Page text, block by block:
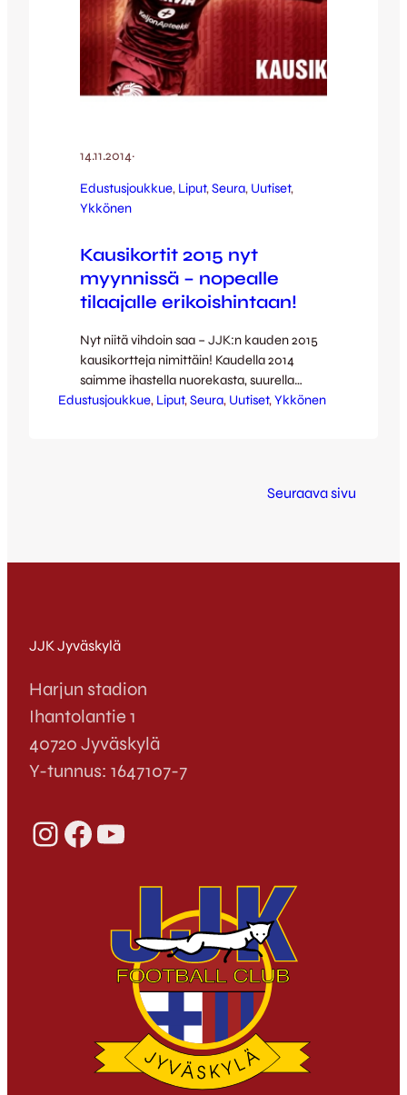
14.11.2014·
Edustusjoukkue, Liput, Seura, Uutiset
Ykkönen
Kausikortit 2015 nyt
myynnissä – nopealle
tilaajalle erikoishintaan!
Nyt niitä vihdoin saa – JJK:n kauden 2015
kausikortteja nimittäin! Kaudella 2014
saimme ihastella nuorekasta, suurella
sydämellä ja kovalla asenteella pelaavaa
Edustusjoukkue, Liput, Seura, Uutiset, Ykkönen
Seuraava sivu
JJK Jyväskylä
Harjun stadion
Ihantolantie 1
40720 Jyväskylä
Y-tunnus: 1647107-7
InstagramFacebook YouTube